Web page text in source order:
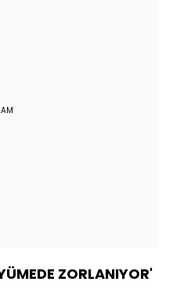
ZORLANIYOR'